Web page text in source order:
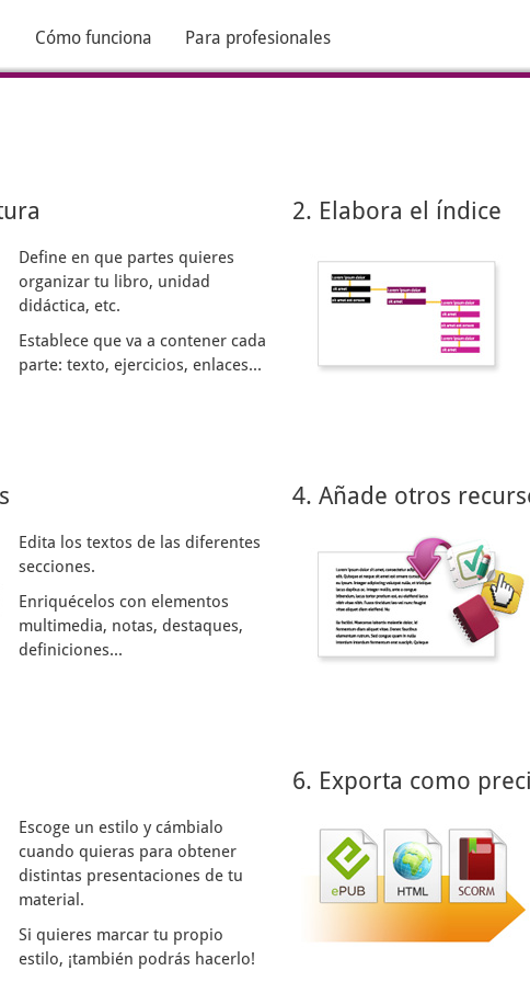
Cómo funciona Para profesionales
Define en que partes quieres
organizar tu libro, unidad
didáctica, etc.
Establece que va a contener cada
parte: texto, ejercicios, enlaces...
2. Elabora el índice
Edita los textos de las diferentes
secciones.
Enriquécelos con elementos
multimedia, notas, destaques,
definiciones...
4. Añade otros
Escoge un estilo y cámbialo
cuando quieras para obtener
distintas presentaciones de tu
material.
Si quieres marcar tu propio
estilo, ¡también podrás hacerlo!
6. Exporta como